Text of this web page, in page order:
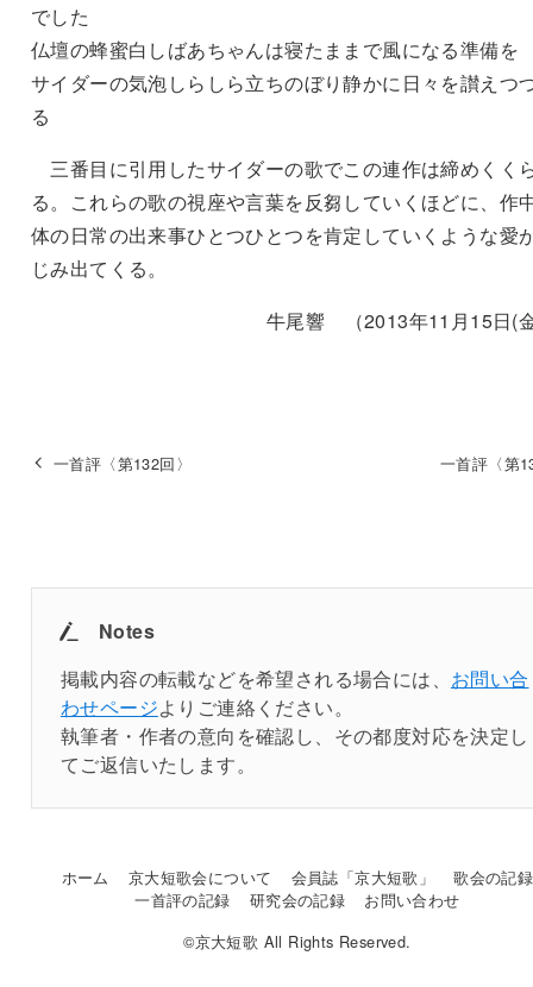
でした
仏壇の蜂蜜白しばあちゃんは寝たままで風になる準備を
サイダーの気泡しらしら立ちのぼり静かに日々を讃えつ
る
三番目に引用したサイダーの歌でこの連作は締めくく
る。これらの歌の視座や言葉を反芻していくほどに、作
体の日常の出来事ひとつひとつを肯定していくような愛
じみ出てくる。
牛尾響 （2013年11月15日(
一首評〈第132回〉 一首評〈第
Notes
掲載内容の転載などを希望される場合には、 お問い合
わせページよりご連絡ください。
執筆者・作者の意向を確認し、その都度対応を決定し
てご返信いたします。
ホーム 京大短歌会について 会員誌「京大短歌」
歌会の記録
一首評の記録
研究会の記録
お問い合わせ
©京大短歌 All Rights Reserved.